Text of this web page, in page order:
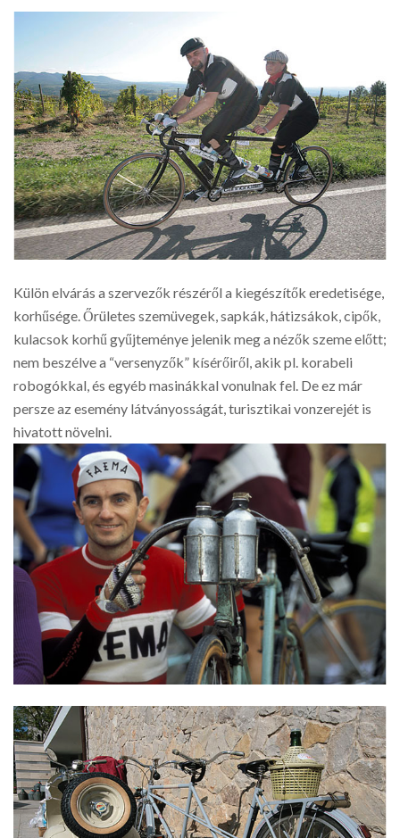
Külön elvárás a szervezők részéről a kiegészítők eredetisége,
korhűsége. Őrületes szemüvegek, sapkák, hátizsákok, cipők,
kulacsok korhű gyűjteménye jelenik meg a nézők szeme előtt;
nem beszélve a “versenyzők” kísérőiről, akik pl. korabeli
robogókkal, és egyéb masinákkal vonulnak fel. De ez már
persze az esemény látványosságát, turisztikai vonzerejét is
hivatott növelni.